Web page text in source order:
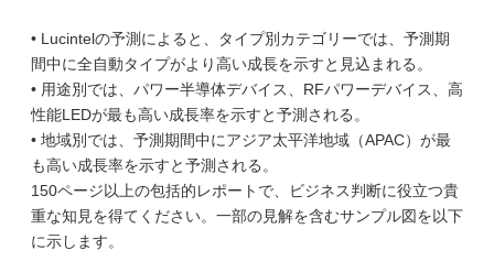
• Lucintelの予測によると、タイプ別カテゴリーでは、予測期
間中に全自動タイプがより高い成長を示すと見込まれる。
• 用途別では、パワー半導体デバイス、RFパワーデバイス、高
性能LEDが最も高い成長率を示すと予測される。
• 地域別では、予測期間中にアジア太平洋地域（APAC）が最
も高い成長率を示すと予測される。
150ページ以上の包括的レポートで、ビジネス判断に役立つ貴
重な知見を得てください。一部の見解を含むサンプル図を以下
に示します。